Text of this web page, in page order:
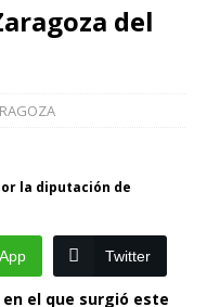
del
la diputación de
Twitter
el que surgió este